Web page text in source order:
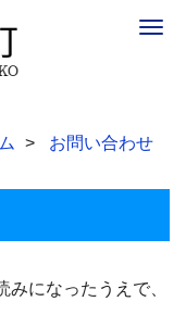
お問い合わせ
になったうえで、